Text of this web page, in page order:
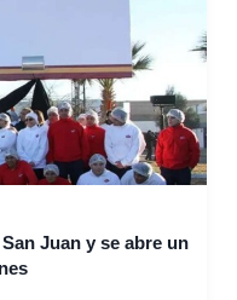
Juan y se abre un